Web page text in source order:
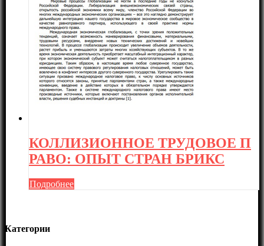
КОЛЛИЗИОННОЕ ТРУДОВОЕ П
РАВО: ОПЫТ СТРАН БРИКС
Подробнее
Категории